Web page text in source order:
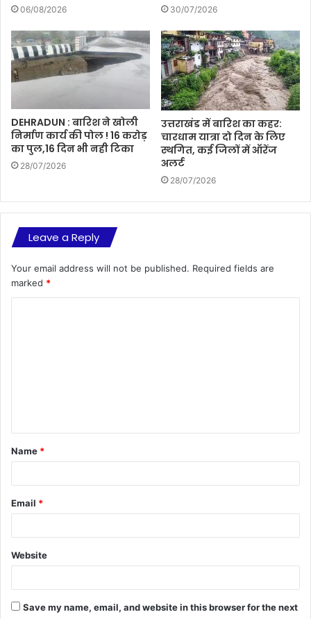
06/08/2026 30/07/2026
DEHRADUN : बारिश ने खोली
निर्माण कार्य की पोल ! 16 करोड़
का पुल,16 दिन भी नही टिका
28/07/2026
उत्तराखंड में बारिश का कहर:
चारधाम यात्रा दो दिन के लिए
स्थगित, कई जिलों में ऑरेंज
अलर्ट
28/07/2026
Leave a Reply
Your email address will not be published. Required fields are
marked *
t
*
Name *
Email *
Website
Save my name, email, and website in this browser for the next